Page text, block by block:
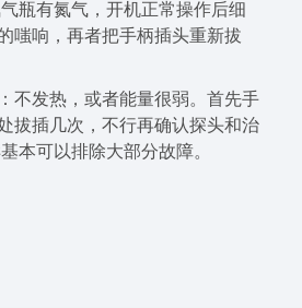
瓶有氮气，开机正常操作后细
嗤响，再者把手柄插头重新拔
不发热，或者能量很弱。首先手
拔插几次，不行再确认探头和治
本可以排除大部分故障。